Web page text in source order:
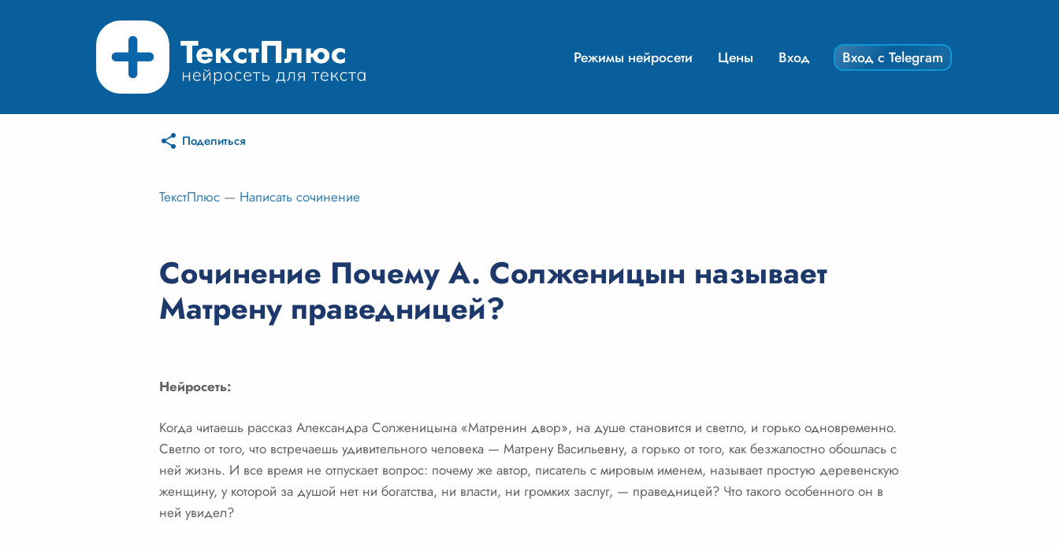
Режимы нейросети Цены Вход Вход с Telegram
Поделиться
ТекстПлюс — Написать сочинение
Сочинение Почему А. Солженицын называет
Матрену праведницей?
Нейросеть:
Когда читаешь рассказ Александра Солженицына «Матренин двор», на душе становится и светло, и горько одновременно.
Светло от того, что встречаешь удивительного человека — Матрену Васильевну, а горько от того, как безжалостно обошлась с
ней жизнь. И все время не отпускает вопрос: почему же автор, писатель с мировым именем, называет простую деревенскую
женщину, у которой за душой нет ни богатства, ни власти, ни громких заслуг, — праведницей? Что такого особенного он в
ней увидел?